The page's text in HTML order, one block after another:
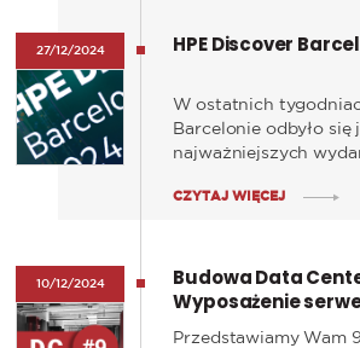
27/12/2024 HPE Discover
W ostatnich
Barcelonie odbyło się
najważniejszych
Barcelona 2024. Firma
hybrydowej, sztucznej
oraz pamięci
CZYTAJ WIĘCEJ
10/12/2024
Budowa Data
Wyposażenie
serwery, macierze,
Przedstawiamy Wam